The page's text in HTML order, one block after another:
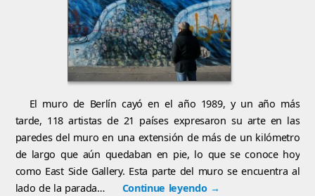
El muro de Berlín cayó en el año 1989, y un año más
tarde, 118 artistas de 21 países expresaron su arte en las
paredes del muro en una extensión de más de un kilómetro
de largo que aún quedaban en pie, lo que se conoce hoy
como East Side Gallery. Esta parte del muro se encuentra al
lado de la parada…
Continue leyendo →